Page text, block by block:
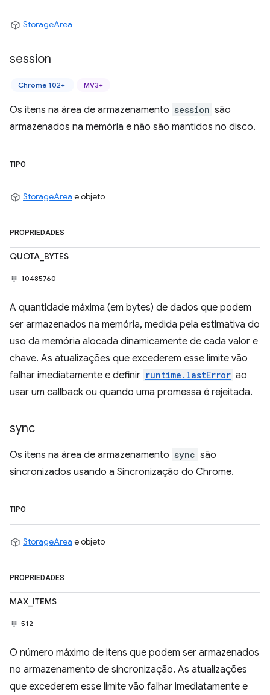
StorageArea
session
Chrome 102+ MV3+
Os itens na área de armazenamento session são
armazenados na memória e não são mantidos no disco.
TIPO
StorageArea e objeto
PROPRIEDADES
QUOTA_BYTES
10485760
A quantidade máxima (em bytes) de dados que podem
ser armazenados na memória, medida pela estimativa do
uso da memória alocada dinamicamente de cada valor e
chave. As atualizações que excederem esse limite vão
falhar imediatamente e definir runtime.lastError ao
usar um callback ou quando uma promessa é rejeitada.
sync
Os itens na área de armazenamento sync são
sincronizados usando a Sincronização do Chrome.
TIPO
StorageArea e objeto
PROPRIEDADES
MAX_ITEMS
512
O número máximo de itens que podem ser armazenados
no armazenamento de sincronização. As atualizações
que excederem esse limite vão falhar imediatamente e